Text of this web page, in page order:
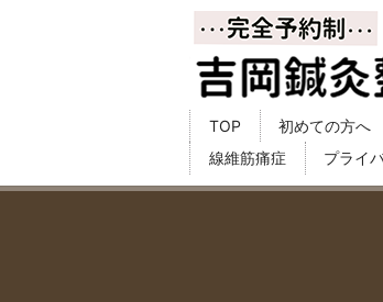
TOP 初めての方へ
線維筋痛症
プライ